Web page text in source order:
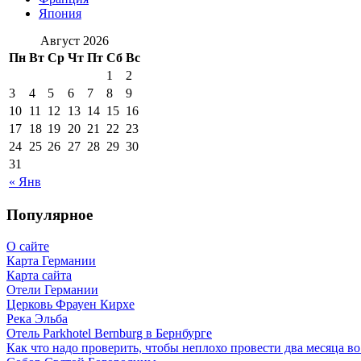
Япония
Август 2026
Пн Вт Ср Чт Пт Сб Вс
« Янв
1
2
3
4 5 6 7 8
9
10 11 12 13 14 15 16
17 18 19 20 21 22 23
24 25 26 27 28 29 30
31
Популярное
О сайте
Карта Германии
Карта сайта
Отели Германии
Церковь Фрауен Кирхе
Река Эльба
Отель Parkhotel Bernburg в Бернбурге
Как что надо проверить, чтобы неплохо провести два месяца